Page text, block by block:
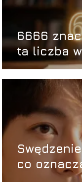
6666
ta liczba
co